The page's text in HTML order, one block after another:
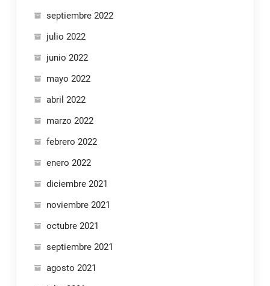
septiembre 2022
julio 2022
junio 2022
mayo 2022
abril 2022
marzo 2022
febrero 2022
enero 2022
diciembre 2021
noviembre 2021
octubre 2021
septiembre 2021
agosto 2021